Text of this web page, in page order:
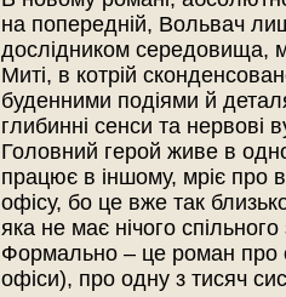
на попередній, Вольвач
дослідником середовища,
Миті, в котрій
буденними подіями й
глибинні сенси та нервові
Головний герой живе в
працює в іншому, мріє про
офісу, бо це вже так
яка не має нічого
Формально – це роман про
офіси), про одну з тисяч